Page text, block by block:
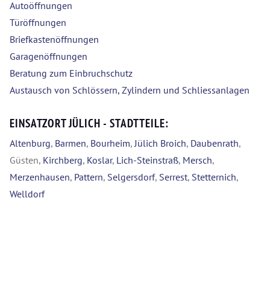
Autoöffnungen
Türöffnungen
Briefkastenöffnungen
Garagenöffnungen
Beratung zum Einbruchschutz
Austausch von Schlössern, Zylindern und Schliessanlagen
EINSATZORT JÜLICH - STADTTEILE:
Altenburg, Barmen, Bourheim,Jülich Broich, Daubenrath,
Güsten, Kirchberg, Koslar, Lich-Steinstraß, Mersch,
Merzenhausen, Pattern, Selgersdorf, Serrest, Stetternich,
Welldorf